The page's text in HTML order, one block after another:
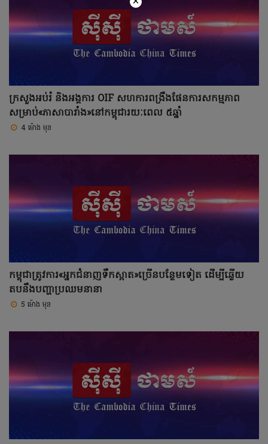
ក្រសួងអប់រំ និងអង្គការ OIF សហការពង្រឹងផែនការសកម្មភាព
សម្រាប់«ភាសាបារាំង»នៅកម្ពុជារយៈពេល ៥ឆ្នាំ
4 ម៉ោង មុន
កម្ពុជាត្រូវការ«អ្នកជំនាញទឹកស្អាត»ច្រើនបន្ថែមទៀត ដើម្បីឆ្លើយ
តបនឹងបញ្ហាប្រឈមនានា
5 ម៉ោង មុន